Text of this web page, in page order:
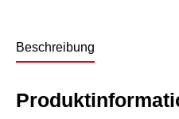
Beschreibung